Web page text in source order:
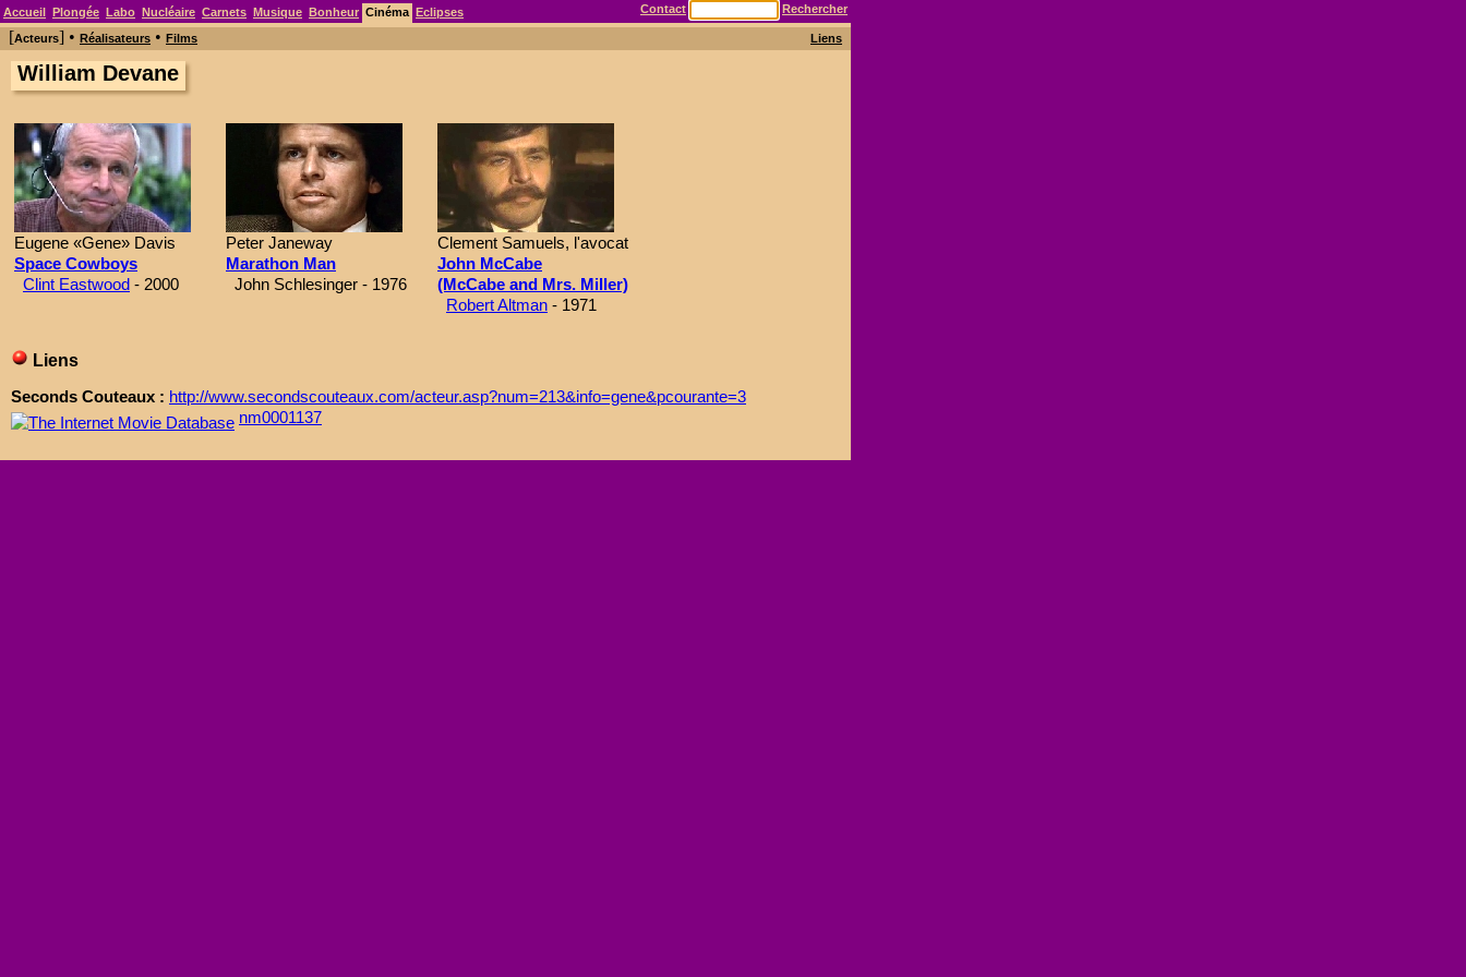
Contact Rechercher
Accueil Plongée Labo Nucléaire Carnets Musique Bonheur Cinéma Eclipses
[Acteurs] • Réalisateurs • Films Liens
William Devane
Eugene «Gene» Davis
Space Cowboys
Clint Eastwood - 2000
Peter Janeway
Marathon Man
John Schlesinger - 1976
Clement Samuels, l'avocat
John McCabe
(McCabe and Mrs. Miller)
Robert Altman - 1971
Liens
Seconds Couteaux : http://www.secondscouteaux.com/acteur.asp?num=213&info=gene&pcourante=3
nm0001137